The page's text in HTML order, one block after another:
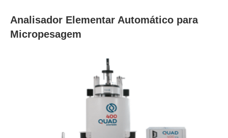
Analisador Elementar Automático para
Micropesagem